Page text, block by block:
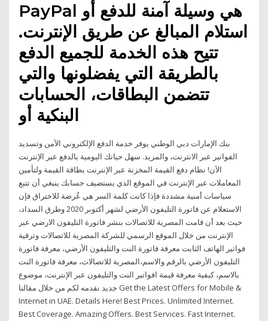
PayPal هي وسيلة آمنة للدفع أو
استلام المبالغ عن طريق الإنترنت.
تتيح هذه الخدمة للجميع الدفع
بالطريقة التي يفضلونها والتي
تتضمن البطاقات، الحسابات
بنك الإمارات دبي الوطني يوفر خدمة الدفع الإلكتروني الآمن وتسديد
الفواتير عبر الانترنت، والمزيد. سهل حياتك اليومية بالدفع عبر الإنترنت
الآن! نظام دفع القيمة المخزنة عبر الإنترنت بطاقة القيمة ولتأمين
المعاملات عبر الإنترنت في الموقع الذي يستضيف حسابك ينبغي أن تتبع
سياسات أمنية مشددة فإذا كانت كلمة السر هي عُرضة للاختراق فإن
الاستعلام عن فاتورة التليفون الأرضي لشهر أكتوبر 2020 وطرق السداد،
حيث بعد أن قامت المصرية للاتصالات بنشر فاتورة التليفون الارضي عبر
الإنترنت من خلال الموقع الرسمي للشركة المصرية للاتصالات وترقية
فواتير الهاتف الثابت معرفة فاتورة النت والتليفون الأرضي، معرفة فاتورة
التليفون الأرضي بالرقم والاسم،المصرية للاتصالات، معرفة فاتورة النت
بالاسم، كيفية معرفة قيمة افواتير النت والتليفون عبر الإنترنت، موضوع
جديد نقدمه لكم من خلال مقالنا Get the Latest Offers for Mobile &
Internet in UAE. Details Here! Best Prices. Unlimited Internet.
Best Coverage. Amazing Offers. Best Services. Fast Internet.